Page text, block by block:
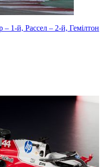
– 1-й, Рассел – 2-й, Гемілтон